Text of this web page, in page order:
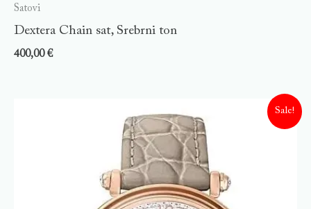
Satovi
Dextera Chain sat, Srebrni ton
400,00€
Sale!